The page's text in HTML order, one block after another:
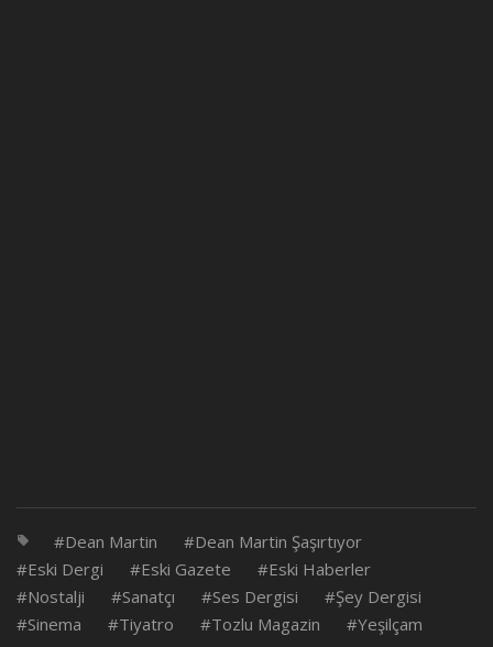
Dean Martin
Dean Martin Şaşırtıyor
Eski Dergi
Eski Gazete
Eski Haberler
Nostalji
Sanatçı Ses Dergisi
Şey Dergisi
Sinema
Tiyatro Tozlu Magazin Yeşilçam